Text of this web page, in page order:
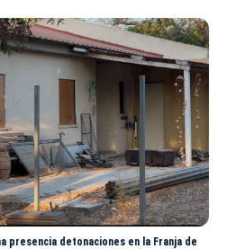
presencia detonaciones en la Franja de